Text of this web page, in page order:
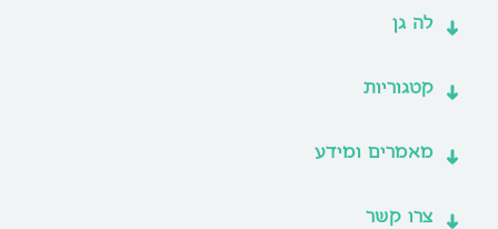
לה גן
קטגוריות
מאמרים ומידע
צרו קשר